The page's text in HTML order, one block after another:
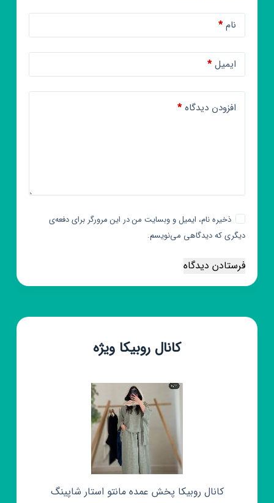
نام*
ایمیل*
افزودن دیدگاه*
ذخیره نام، ایمیل و وبسایت من در این مرورگر برای دفعه‌ی
دیگری که دیدگاهی می‌نویسم.
فرستادن دیدگاه
کانال روبیکا ویژه
کانال روبیکا پخش عمده مانتو استار شاپینگ